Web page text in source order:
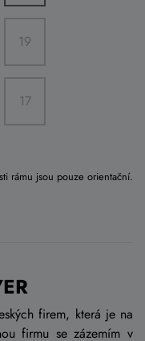
19
17
rámu jsou pouze orientační.
firem, která je na
firmu se zázemím v